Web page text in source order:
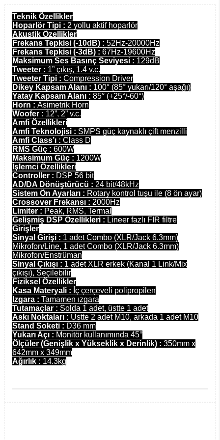
Teknik Özellikler
Hoparlör Tipi : 2 yollu aktif hoparlör
Akustik Özellikler
Frekans Tepkisi (-10dB) :52Hz-20000Hz
Frekans Tepkisi (-3dB) :67Hz-19600Hz
Maksimum Ses Basınç Seviyesi : 129dB
Tweeter : 1” çıkış, 1.4 v.c.
Tweeter Tipi :Compression Driver
Dikey Kapsam Alanı : 100° (85° yukarı/120° aşağı)
Yatay Kapsam Alanı :85° (+25°/-60°)
Horn :Asimetrik Horn
Woofer : 12”, 2” v.c.
Amfi Özellikleri
Amfi Teknolojisi : SMPS güç kaynaklı çift menzilli
Amfi Class’ı :Class D
RMS Güç :600W
Maksimum Güç : 1200W
İşlemci Özellikleri
Controller : DSP 56 bit
AD/DA Dönüştürücü : 24 bit/48kHz
Sistem Ön Ayarları : Rotary kontrol tuşu ile (8 ön ayar)
Crossover Frekansı : 2000Hz
Limiter : Peak, RMS, Termal
Gelişmiş DSP Özellikleri : Lineer fazlı FIR filtre
Girişler
Sinyal Girişi : 1 adet Combo (XLR/Jack 6.3mm)
Mikrofon/Line, 1 adet Combo (XLR/Jack 6.3mm)
Mikrofon/Enstrüman
Sinyal Çıkışı : 1 adet XLR erkek (Kanal 1 Link/Mix
çıkışı), Seçilebilir
Fiziksel Özellikler
Kasa Materyali : İç çerçeveli polipropilen
Izgara :Tamamen ızgara
Tutamaçlar : Solda 1 adet, üstte 1 adet
Askı Noktaları : Üstte 2 adet M10, arkada 1 adet M10
Stand Soketi : D36 mm
Yukarı Açı : Monitör kullanımında 45°
Ölçüler (Genişlik x Yükseklik x Derinlik) :350mm x
642mm x 349mm
Ağırlık : 14.3kg